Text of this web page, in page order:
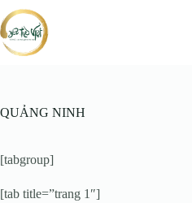
QUẢNG NINH
[tabgroup]
[tab title=”trang 1″]